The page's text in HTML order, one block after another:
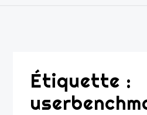
Étiquette :